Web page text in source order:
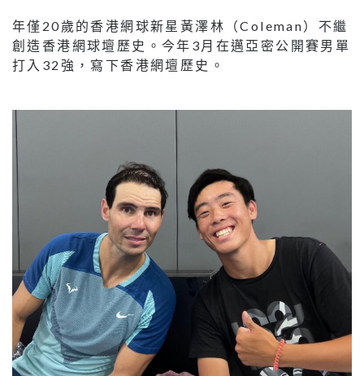
年僅20歲的香港網球新星黃澤林（Coleman）不繼
創造香港網球壇歷史。今年3月在邁亞密公開賽男單
打入32強，寫下香港網壇歷史。